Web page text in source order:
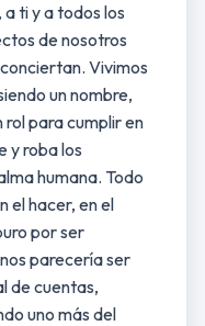
a ti y a todos los
de nosotros
Vivimos
un nombre,
rol para cumplir en
y roba los
humana. Todo
el hacer, en el
por ser
parecería ser
de cuentas,
uno más del